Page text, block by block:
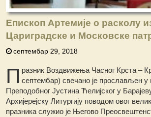
Епископ Артемије о расколу
Цариградске и Московске
септембар 29, 2018
П разник Воздвижења Часног Крста –
септембар) свечано је прослављен у
Преподобног Јустина Ћелијског у
Архијерејску Литургију поводом овог
празника служио је Његово